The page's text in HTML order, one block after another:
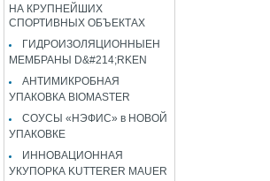
НА КРУПНЕЙШИХ
СПОРТИВНЫХ ОБЪЕКТАХ
ГИДРОИЗОЛЯЦИОННЫЕН
МЕМБРАНЫ D&#214;RKEN
АНТИМИКРОБНАЯ
УПАКОВКА BIOMASTER
СОУСЫ «НЭФИС» в НОВОЙ
УПАКОВКЕ
ИННОВАЦИОННАЯ
УКУПОРКА KUTTERER MAUER